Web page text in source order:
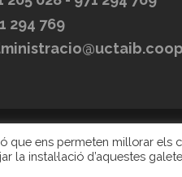
294 769
DE TREBALL
que ens permeten millorar els
la instal·lació d’aquestes